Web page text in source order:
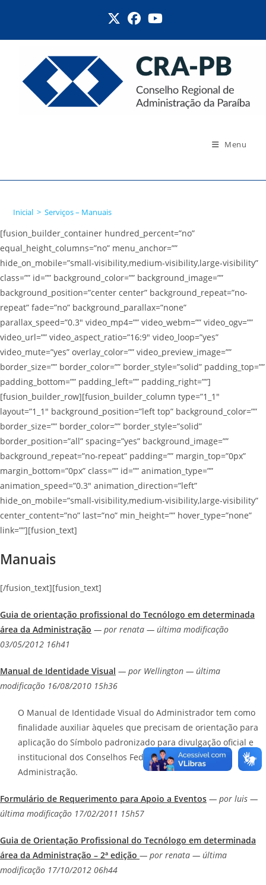
Menu
Inicial > Serviços – Manuais
[fusion_builder_container hundred_percent=”no”
equal_height_columns=”no” menu_anchor=””
hide_on_mobile=”small-visibility,medium-visibility,large-visibility”
class=”” id=”” background_color=”” background_image=””
background_position=”center center” background_repeat=”no-
repeat” fade=”no” background_parallax=”none”
parallax_speed=”0.3″ video_mp4=”” video_webm=”” video_ogv=””
video_url=”” video_aspect_ratio=”16:9″ video_loop=”yes”
video_mute=”yes” overlay_color=”” video_preview_image=””
border_size=”” border_color=”” border_style=”solid” padding_top=””
padding_bottom=”” padding_left=”” padding_right=””]
[fusion_builder_row][fusion_builder_column type=”1_1″
layout=”1_1″ background_position=”left top” background_color=””
border_size=”” border_color=”” border_style=”solid”
border_position=”all” spacing=”yes” background_image=””
background_repeat=”no-repeat” padding=”” margin_top=”0px”
margin_bottom=”0px” class=”” id=”” animation_type=””
animation_speed=”0.3″ animation_direction=”left”
hide_on_mobile=”small-visibility,medium-visibility,large-visibility”
center_content=”no” last=”no” min_height=”” hover_type=”none”
link=””][fusion_text]
Manuais
[/fusion_text][fusion_text]
Guia de orientação profissional do Tecnólogo em determinada
área da Administração — por renata — última modificação
03/05/2012 16h41
Manual de Identidade Visual — por Wellington — última
modificação 16/08/2010 15h36
O Manual de Identidade Visual do Administrador tem como
finalidade auxiliar àqueles que precisam de orientação para
aplicação do Símbolo padronizado para divulgação oficial e
institucional dos Conselhos Federal e Regionais de
Administração.
Formulário de Requerimento para Apoio a Eventos — por luis —
última modificação 17/02/2011 15h57
Guia de Orientação Profissional do Tecnólogo em determinada
área da Administração – 2ª edição — por renata — última
modificação 17/10/2012 06h44